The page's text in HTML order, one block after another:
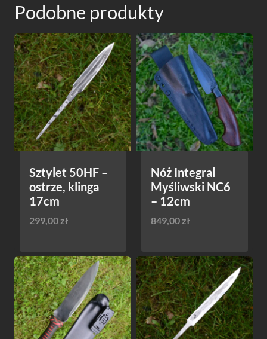
Podobne produkty
Sztylet 50HF –
ostrze, klinga
17cm
299,00 zł
Nóż Integral
Myśliwski NC6
– 12cm
849,00 zł